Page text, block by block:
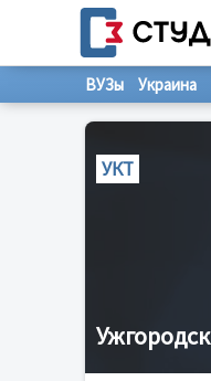
ВУЗы Украина
УКТ